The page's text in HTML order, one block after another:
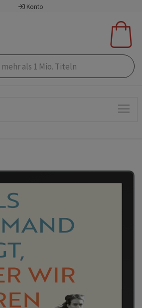
Konto